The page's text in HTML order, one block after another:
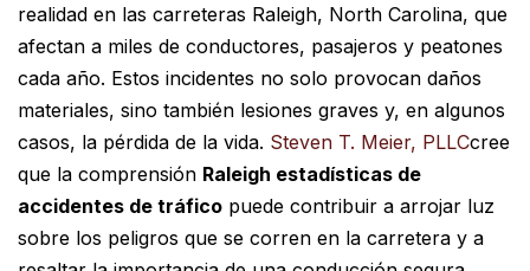
realidad en las carreteras Raleigh, North Carolina, que
afectan a miles de conductores, pasajeros y peatones
cada año. Estos incidentes no solo provocan daños
materiales, sino también lesiones graves y, en algunos
casos, la pérdida de la vida. Steven T. Meier, PLLCcree
que la comprensión Raleigh estadísticas de
accidentes de tráfico puede contribuir a arrojar luz
sobre los peligros que se corren en la carretera y a